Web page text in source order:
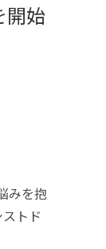
開始
みを抱
トド